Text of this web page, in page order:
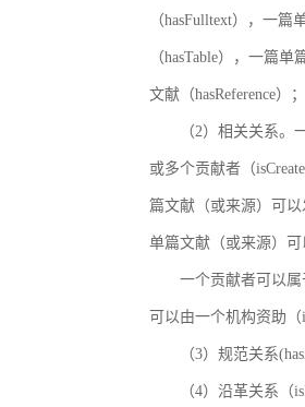
（hasFulltext），一
（hasTable），一篇
文献（hasReference）；
（2）相关关系
或多个贡献者（
篇文献（或来源）可
单篇文献（或来源）可
一个贡献者可以
可以由一个机构资助（
（3）规范关系
（4）沿革关系